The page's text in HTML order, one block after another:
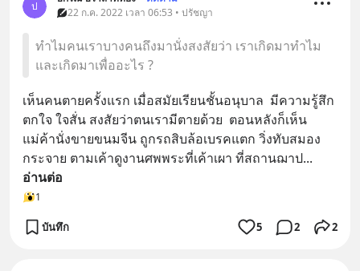
ป
22 ก.ค. 2022 เวลา 06:53 • ปรัชญา
ทำไมคนเราบางคนถึงมานั่งสงสัยว่า เราเกิดมาทำไม
และเกิดมาเพื่ออะไร ?
เห็นคนตายครั้งแรก เมื่อสมัยเรียนชั้นอนุบาล  มีความรู้สึก
ตกใจ ใจสั่น สงสัยว่าตนเรามีตายด้วย  ตอนหลังก็เห็น
แม่ค้านั่งขายขนมจีน ถูกรถสิบล้อเบรคแตก วิ่งทับสมอง
กระจาย ตามเค้าดูงานศพพระที่เค้าเผา ที่สถานฌาป
อ่านต่อ
1
บันทึก 5 2 2